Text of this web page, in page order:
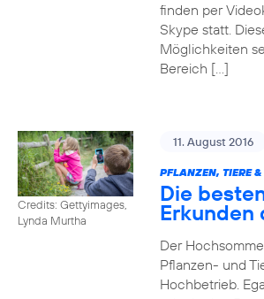
finden per
Skype statt.
Möglichkeiten
Bereich […]
Credits: Gettyimages,
Lynda Murtha
11. August 2016
PFLANZEN, TIERE
Die
Erkunden
Der
Pflanzen- und
Hochbetrieb.